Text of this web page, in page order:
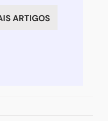
ARTIGOS